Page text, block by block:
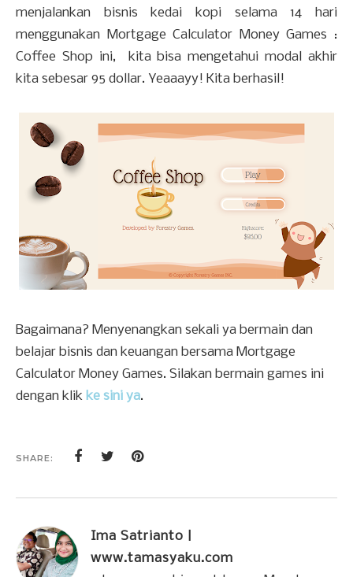
menjalankan bisnis kedai kopi selama 14 hari
menggunakan Mortgage Calculator Money Games :
Coffee Shop ini, kita bisa mengetahui modal akhir
kita sebesar 95 dollar. Yeaaayy! Kita berhasil!
Bagaimana? Menyenangkan sekali ya bermain dan
belajar bisnis dan keuangan bersama Mortgage
Calculator Money Games. Silakan bermain games ini
dengan klik ke sini ya.
SHARE:
Ima Satrianto |
www.tamasyaku.com